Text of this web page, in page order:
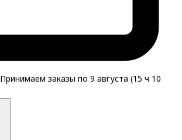
Принимаем заказы по 9 августа (15 ч 10